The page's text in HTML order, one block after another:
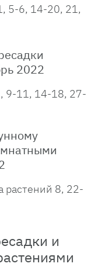
5-6, 14-20, 21,
2022
9-11, 14-18, 27-
растений 8, 22-
и